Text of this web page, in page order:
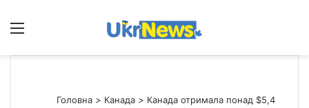
Меню
Головна > Канада > Канада отримала понад $5,4